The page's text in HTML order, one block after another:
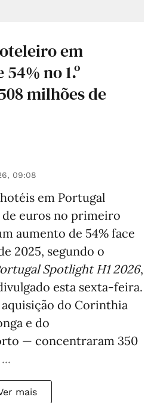
em
no 1.º
milhões de
09:08
em Portugal
euros no primeiro
aumento de 54% face
2025, segundo o
Spotlight H1 2026,
esta sexta-feira.
do Corinthia
e do
— concentraram 350
mais